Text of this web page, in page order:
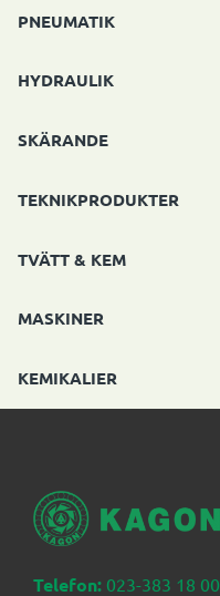
PNEUMATIK
HYDRAULIK
SKÄRANDE
TEKNIKPRODUKTER
TVÄTT & KEM
MASKINER
KEMIKALIER
Telefon: 023-383 18 00